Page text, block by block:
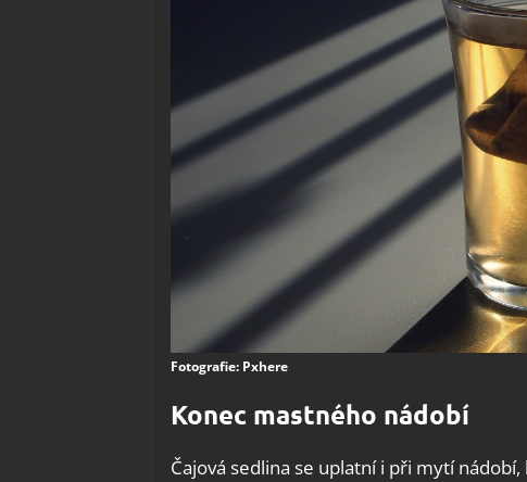
Fotografie: Pxhere
Konec mastného nádobí
Čajová sedlina se uplatní i při mytí